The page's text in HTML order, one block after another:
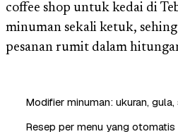
coffee shop untuk kedai di
minuman sekali ketuk,
pesanan rumit dalam
Modifier minuman: ukuran,
Resep per menu yang